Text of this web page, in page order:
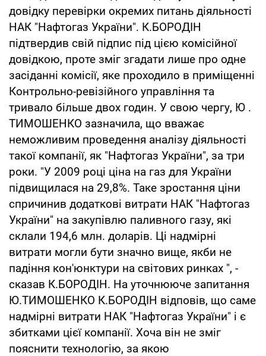
довідку перевірки окремих питань діяльності
НАК "Нафтогаз України". К.БОРОДІН
підтвердив свій підпис під цією комісійної
довідкою, проте зміг згадати лише про одне
засіданні комісії, яке проходило в приміщенні
Контрольно-ревізійного управління та
тривало більше двох годин. У свою чергу, Ю .
ТИМОШЕНКО зазначила, що вважає
неможливим проведення аналізу діяльності
такої компанії, як "Нафтогаз України", за три
роки. "У 2009 році ціна на газ для України
підвищилася на 29,8%. Таке зростання ціни
спричинив додаткові витрати НАК "Нафтогаз
України" на закупівлю паливного газу, які
склали 194,6 млн. доларів. Ці надмірні
витрати могли бути значно вище, якби не
падіння кон'юнктури на світових ринках ", -
сказав К.БОРОДІН. На уточнююче запитання
Ю.ТИМОШЕНКО К.БОРОДІН відповів, що саме
надмірні витрати НАК "Нафтогаз України" і є
збитками цієї компанії. Хоча він не зміг
пояснити технологію, за якою